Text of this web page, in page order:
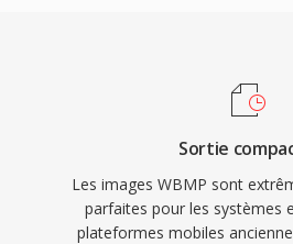
Sortie
Les images WBMP sont
parfaites pour les systèmes
plateformes mobiles